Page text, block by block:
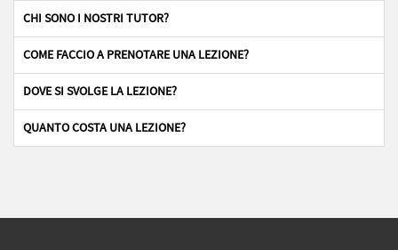
CHI SONO I NOSTRI TUTOR?
COME FACCIO A PRENOTARE UNA LEZIONE?
DOVE SI SVOLGE LA LEZIONE?
QUANTO COSTA UNA LEZIONE?